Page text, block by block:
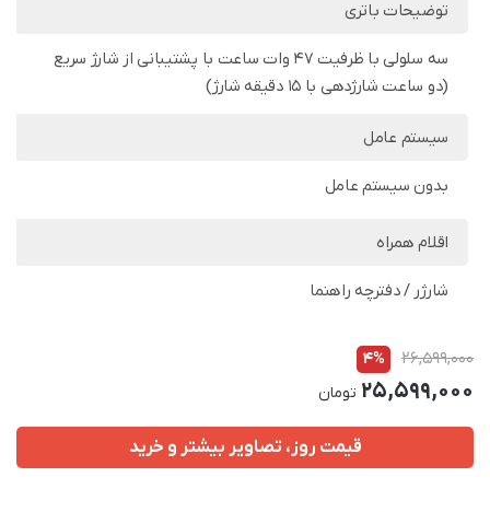
توضیحات باتری
سه سلولی با ظرفیت 47 وات ساعت با پشتیبانی از شارژ سریع
(دو ساعت شارژدهی با 15 دقیقه شارژ)
سیستم عامل
بدون سیستم عامل
اقلام همراه
شارژر / دفترچه راهنما
26,599,000
4%
25,599,000 تومان
قیمت روز، تصاویر بیشتر و خرید